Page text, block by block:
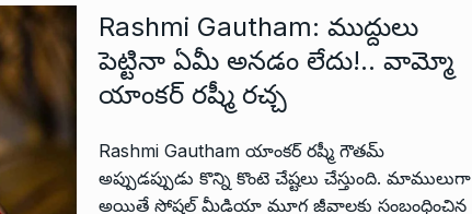
Rashmi Gautham: ముద్దులు
పెట్టినా ఏమీ అనడం లేదు!.. వామ్మో
యాంకర్ రష్మీ రచ్చ
Rashmi Gautham యాంకర్ రష్మీ గౌతమ్
అప్పుడప్పుడు కొన్ని కొంటె చేష్టలు చేస్తుంది. మాములుగా
అయితే సోషల్ మీడియా మూగ జీవాలకు సంబంధించిన